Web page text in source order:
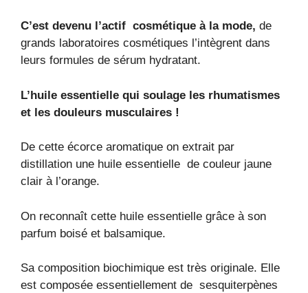
C’est devenu l’actif cosmétique à la mode, de
grands laboratoires cosmétiques l’intègrent dans
leurs formules de sérum hydratant.
L’huile essentielle qui soulage les rhumatismes
et les douleurs musculaires !
De cette écorce aromatique on extrait par
distillation une huile essentielle de couleur jaune
clair à l’orange.
On reconnaît cette huile essentielle grâce à son
parfum boisé et balsamique.
Sa composition biochimique est très originale. Elle
est composée essentiellement de sesquiterpènes